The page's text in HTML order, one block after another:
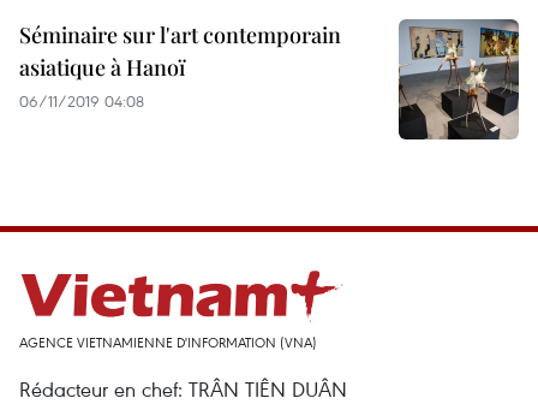
Séminaire sur l'art contemporain
asiatique à Hanoï
06/11/2019 04:08
AGENCE VIETNAMIENNE D'INFORMATION (VNA)
Rédacteur en chef: TRÂN TIÊN DUÂN